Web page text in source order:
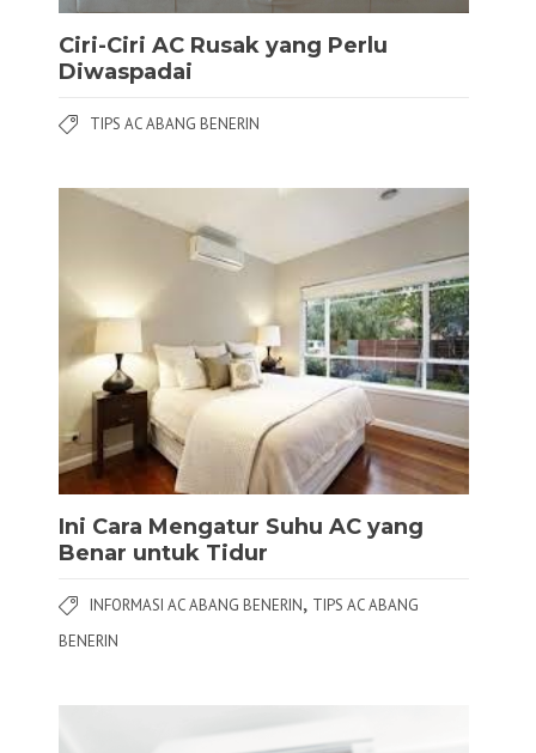
Ciri-Ciri AC Rusak yang Perlu
Diwaspadai
TIPS AC ABANG BENERIN
Ini Cara Mengatur Suhu AC yang
Benar untuk Tidur
INFORMASI AC ABANG BENERIN, TIPS AC ABANG
BENERIN